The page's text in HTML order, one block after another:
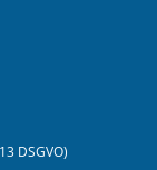
DSGVO)